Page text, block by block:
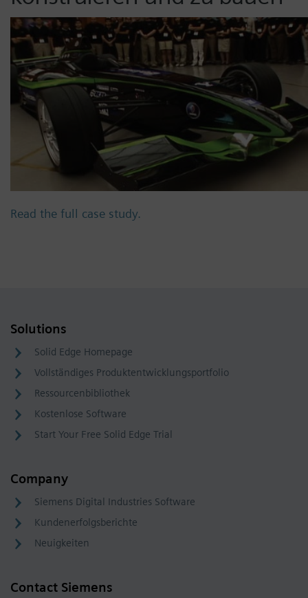
Read the full case study.
Solutions
Solid Edge Homepage
Vollständiges Produktentwicklungsportfolio
Ressourcenbibliothek
Kostenlose Software
Start Your Free Solid Edge Trial
Company
Siemens Digital Industries Software
Kundenerfolgsberichte
Neuigkeiten
Contact Siemens